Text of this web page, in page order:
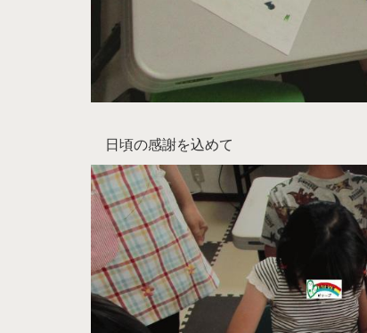
日頃の感謝を込めて